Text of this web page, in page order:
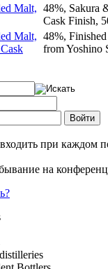
Malt, 48%, Sakura
Cask Finish,
Malt, 48%,
from Yoshino
при каждом
на